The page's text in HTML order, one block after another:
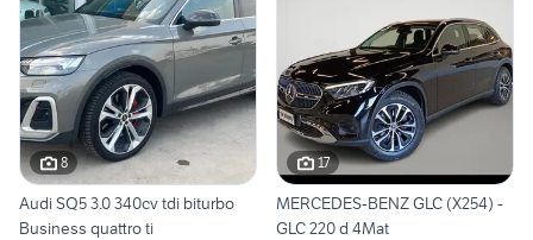
8
Audi SQ5 3.0 340cv tdi biturbo
Business quattro ti
17
MERCEDES-BENZ GLC (X254) -
GLC 220 d 4Mat